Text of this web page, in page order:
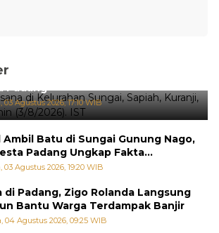
Deras, 15 Titik Banjir Terdeteksi di
Padang
03 Agustus 2026, 17:10 WIB
Ambil Batu di Sungai Gunung Nago,
Padang Ungkap Fakta
03 Agustus 2026, 19:20 WIB
di Padang, Zigo Rolanda Langsung
Bantu Warga Terdampak Banjir
04 Agustus 2026, 09:25 WIB